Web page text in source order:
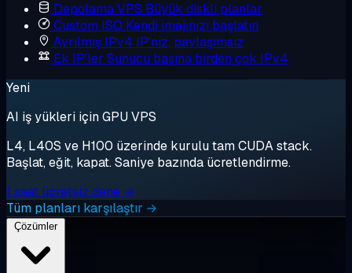
Depolama VPS Büyük diskli planlar
Custom ISO Kendi imajınızı başlatın
Ayrılmış IPv4 IP'niz, paylaşımsız
Ek IP'ler Sunucu başına birden çok IPv4
Yeni
AI iş yükleri için GPU VPS
L4, L40S ve H100 üzerinde kurulu tam CUDA stack.
Başlat, eğit, kapat. Saniye bazında ücretlendirme.
1 saat ücretsiz dene →
Tüm planları karşılaştır →
Çözümler